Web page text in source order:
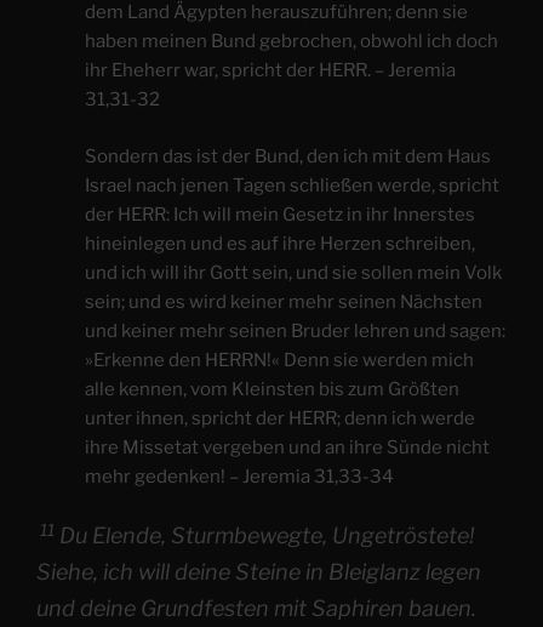
dem Land Ägypten herauszuführen; denn sie
haben meinen Bund gebrochen, obwohl ich doch
ihr Eheherr war, spricht der HERR. – Jeremia
31,31-32
Sondern das ist der Bund, den ich mit dem Haus
Israel nach jenen Tagen schließen werde, spricht
der HERR: Ich will mein Gesetz in ihr Innerstes
hineinlegen und es auf ihre Herzen schreiben,
und ich will ihr Gott sein, und sie sollen mein Volk
sein; und es wird keiner mehr seinen Nächsten
und keiner mehr seinen Bruder lehren und sagen:
»Erkenne den HERRN!« Denn sie werden mich
alle kennen, vom Kleinsten bis zum Größten
unter ihnen, spricht der HERR; denn ich werde
ihre Missetat vergeben und an ihre Sünde nicht
mehr gedenken! – Jeremia 31,33-34
11 Du Elende, Sturmbewegte, Ungetröstete!
Siehe, ich will deine Steine in Bleiglanz legen
und deine Grundfesten mit Saphiren bauen.